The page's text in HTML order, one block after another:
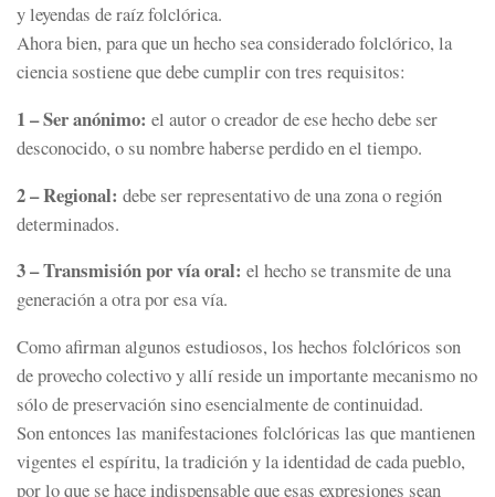
y leyendas de raíz folclórica.
Ahora bien, para que un hecho sea considerado folclórico, la
ciencia sostiene que debe cumplir con tres requisitos:
1 – Ser anónimo: el autor o creador de ese hecho debe ser
desconocido, o su nombre haberse perdido en el tiempo.
2 – Regional: debe ser representativo de una zona o región
determinados.
3 – Transmisión por vía oral: el hecho se transmite de una
generación a otra por esa vía.
Como afirman algunos estudiosos, los hechos folclóricos son
de provecho colectivo y allí reside un importante mecanismo no
sólo de preservación sino esencialmente de continuidad.
Son entonces las manifestaciones folclóricas las que mantienen
vigentes el espíritu, la tradición y la identidad de cada pueblo,
por lo que se hace indispensable que esas expresiones sean